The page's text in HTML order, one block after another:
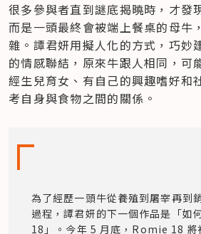
很多參與者直到謎底揭曉時，才發
而是一頭最終會被端上餐桌的母牛
雜。譚君妍用擬人化的方式，巧妙
的情感聯結，原來牛跟人相同，可
經生兒育女、有自己的興趣嗜好和
考自身與食物之間的關係。
為了經歷一頭牛從養殖到屠宰再到
過程，譚君妍的下一個作品是「如
18」。今年 5 月底，Romie 18 將